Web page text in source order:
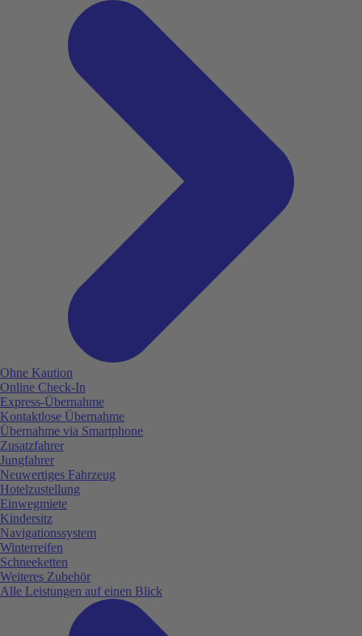
Ohne Kaution
Online Check-In
Express-Übernahme
Kontaktlose Übernahme
Übernahme via Smartphone
Zusatzfahrer
Jungfahrer
Neuwertiges Fahrzeug
Hotelzustellung
Einwegmiete
Kindersitz
Navigationssystem
Winterreifen
Schneeketten
Weiteres Zubehör
Alle Leistungen auf einen Blick